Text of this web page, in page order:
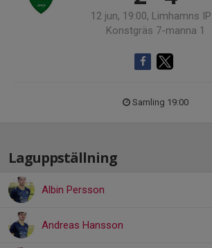
12 jun, 19:00, Limhamns IP
Konstgräs 7-manna 1
Samling 19:00
Laguppställning
Albin Persson
Andreas Hansson